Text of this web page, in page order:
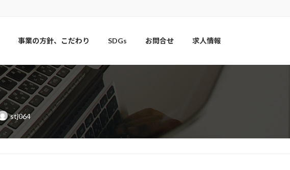
事業の方針、こだわり SDGs お問合せ 求人情報
stj064